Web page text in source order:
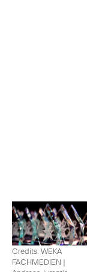
Credits: WEKA
FACHMEDIEN |